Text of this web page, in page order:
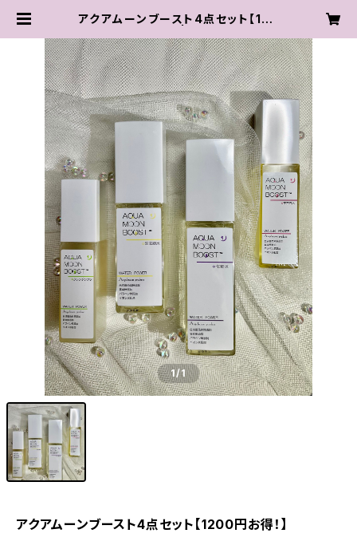
アクアムーンブースト4点セット【120
1/1
アクアムーンブースト4点セット【1200円お得！】